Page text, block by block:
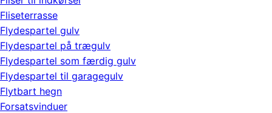
Fliseterrasse
Flydespartel gulv
Flydespartel på trægulv
Flydespartel som færdig gulv
Flydespartel til garagegulv
Flytbart hegn
Forsatsvinduer